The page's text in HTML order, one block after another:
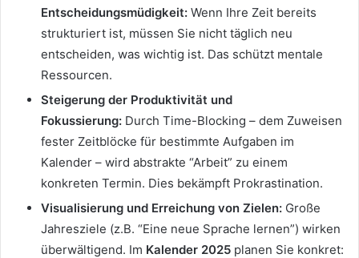
Entscheidungsmüdigkeit: Wenn Ihre Zeit bereits
strukturiert ist, müssen Sie nicht täglich neu
entscheiden, was wichtig ist. Das schützt mentale
Ressourcen.
Steigerung der Produktivität und
Fokussierung: Durch Time-Blocking – dem Zuweisen
fester Zeitblöcke für bestimmte Aufgaben im
Kalender – wird abstrakte “Arbeit” zu einem
konkreten Termin. Dies bekämpft Prokrastination.
Visualisierung und Erreichung von Zielen: Große
Jahresziele (z.B. “Eine neue Sprache lernen”) wirken
überwältigend. Im Kalender 2025 planen Sie konkret: